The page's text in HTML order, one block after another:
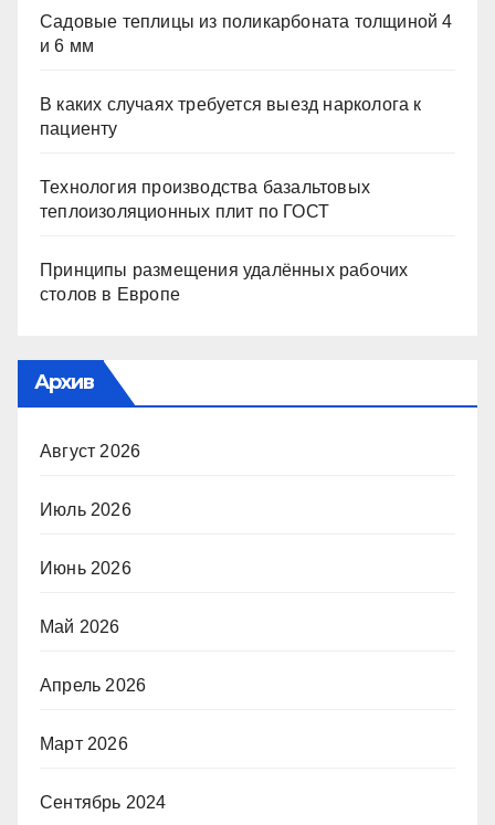
Садовые теплицы из поликарбоната толщиной 4
и 6 мм
В каких случаях требуется выезд нарколога к
пациенту
Технология производства базальтовых
теплоизоляционных плит по ГОСТ
Принципы размещения удалённых рабочих
столов в Европе
Архив
Август 2026
Июль 2026
Июнь 2026
Май 2026
Апрель 2026
Март 2026
Сентябрь 2024